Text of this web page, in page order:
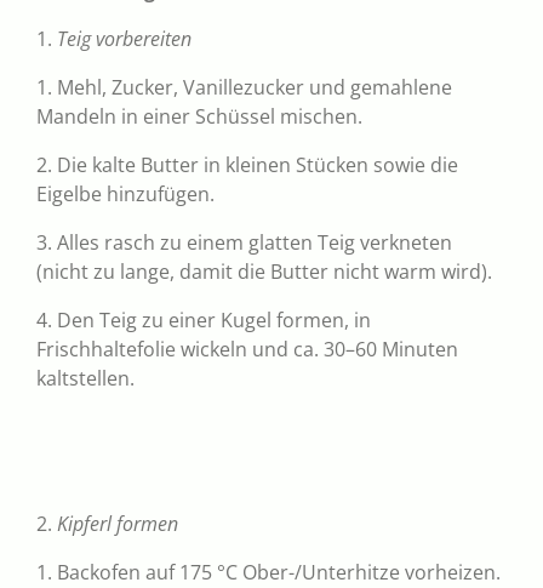
1. Teig vorbereiten
1. Mehl, Zucker, Vanillezucker und gemahlene
Mandeln in einer Schüssel mischen.
2. Die kalte Butter in kleinen Stücken sowie die
Eigelbe hinzufügen.
3. Alles rasch zu einem glatten Teig verkneten
(nicht zu lange, damit die Butter nicht warm wird).
4. Den Teig zu einer Kugel formen, in
Frischhaltefolie wickeln und ca. 30–60 Minuten
kaltstellen.
2. Kipferl formen
1. Backofen auf 175 °C Ober-/Unterhitze vorheizen.